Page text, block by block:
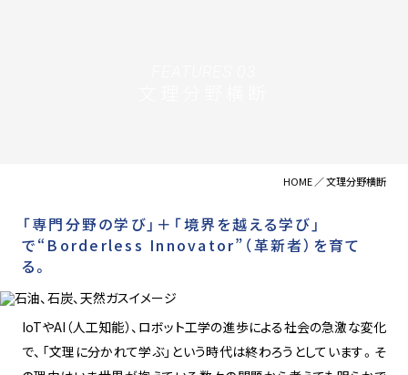
HOME 文理分野横断
「専門分野の学び」＋「境界を越える学び」
で“Borderless Innovator”（革新者）を育て
る。
IoTやAI（人工知能）、ロボット工学の進歩による社会の急激な変化
で、「文理に分かれて学ぶ」という時代は終わろうとしています。そ